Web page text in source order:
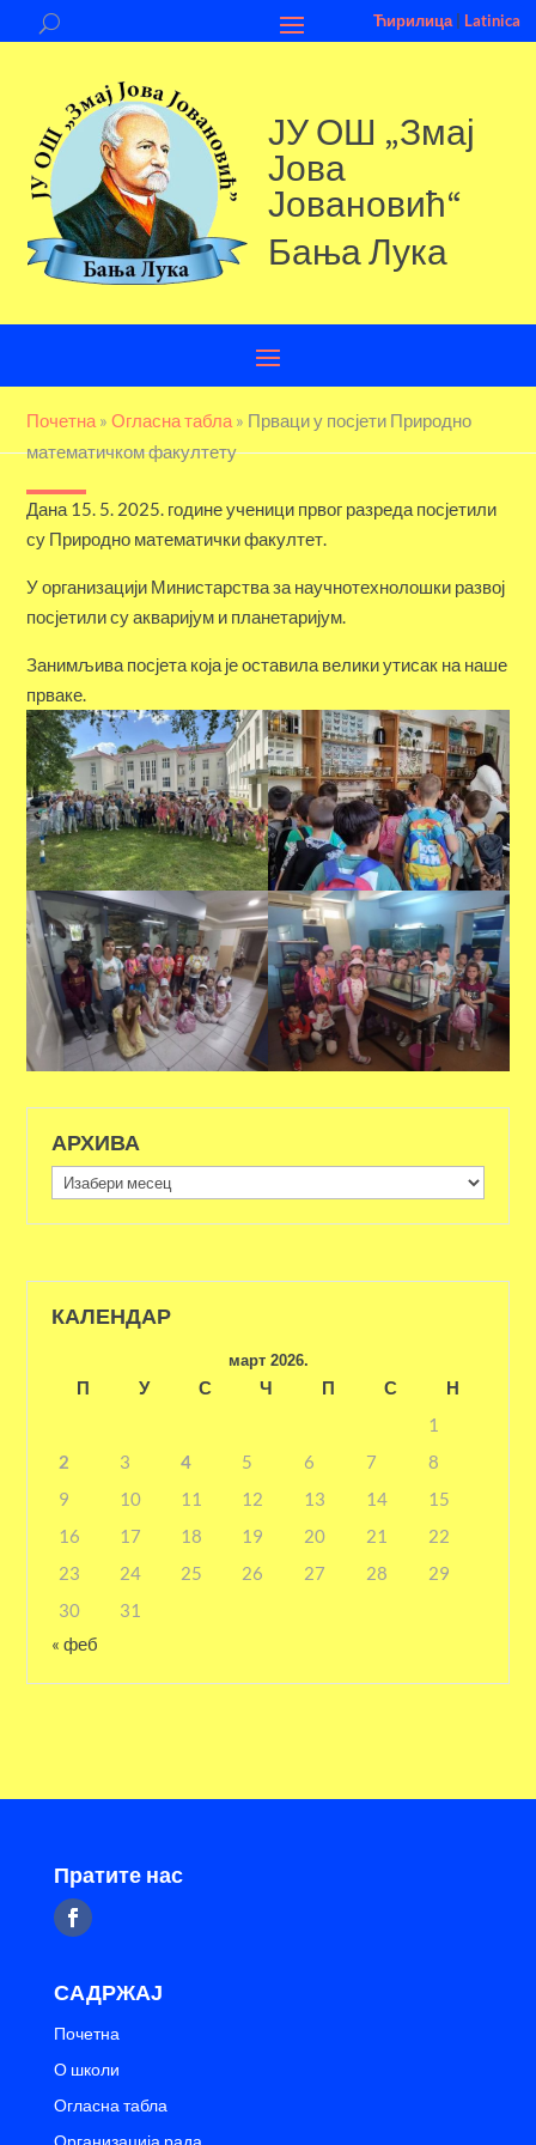
Ћирилица| Latinica
ЈУ ОШ „Змај
Јова
Јовановић“
Бања Лука
Почетна »Огласна табла » Прваци у посјети Природно
математичком факултету
Дана 15. 5. 2025. године ученици првог разреда посјетили
су Природно математички факултет.
У организацији Министарства за научнотехнолошки развој
посјетили су акваријум и планетаријум.
Занимљива посјета која је оставила велики утисак на наше
прваке.
АРХИВА
Архива
КАЛЕНДАР
март 2026.
П У С Ч П С
Н
1
2
3 4 5 6 7
8
9
10 11 12 13 14
15
16
17 18 19 20 21
22
23
24 25 26 27 28
29
30
31
« феб
Пратите нас
САДРЖАЈ
Почетна
О школи
Огласна табла
Организација рада